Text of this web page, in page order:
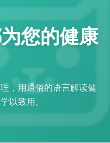
您的健康
，用通俗的语言解读健
以致用。